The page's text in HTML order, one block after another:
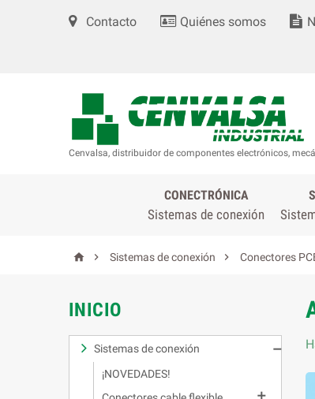
Contacto Quiénes somos
Cenvalsa, distribuidor de componentes electrónicos,
CONECTRÓNICA
Sistemas de conexión
  Sistemas de conexión  Conectores
INICIO
Sistemas de conexión

¡NOVEDADES!
